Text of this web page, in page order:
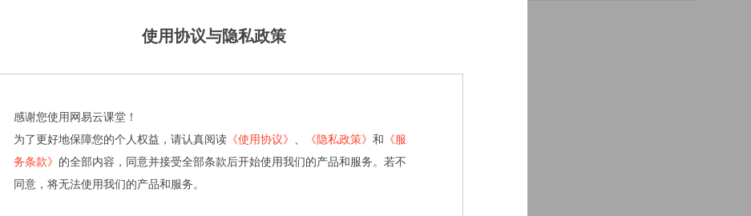
使用协议与隐私政策
感谢您使用网易云课堂！
为了更好地保障您的个人权益，请认真阅读 《使用协议》 《隐私政策》 和 《服
务条款》 的全部内容，同意并接受全部条款后开始使用我们的产品和服务。若不
同意，将无法使用我们的产品和服务。